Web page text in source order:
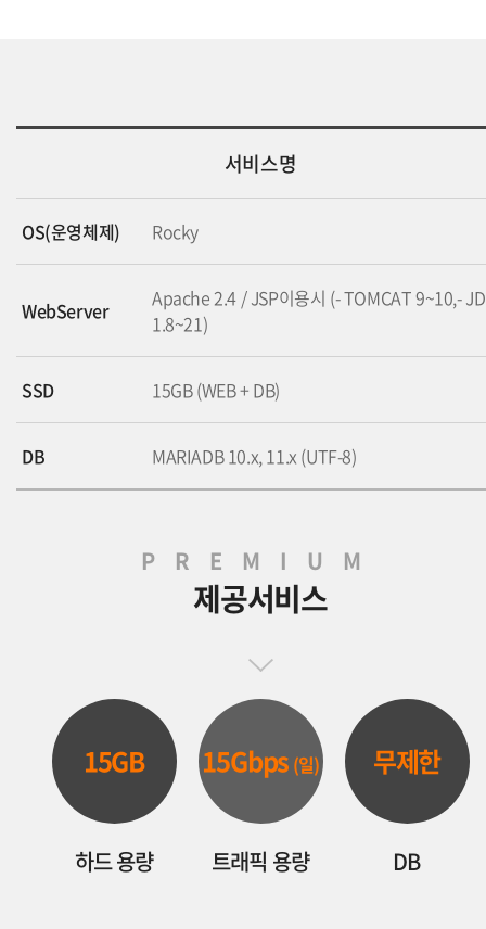
서비스명
OS(운영체제) Rocky
WebServer
Apache 2.4 / JSP이용시 (- TOMCAT 9~10,-
1.8~21)
SSD 15GB (WEB + DB)
DB MARIADB 10.x, 11.x (UTF-8)
PREMIUM
제공서비스
15GB
하드 용량
15Gbps (일)
트래픽 용량
무제한
DB